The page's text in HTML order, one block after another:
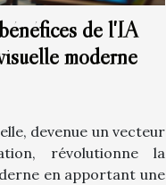
de l'IA
moderne
devenue un vecteur
révolutionne la
en apportant une